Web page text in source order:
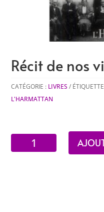
Récit de nos
CATÉGORIE : LIVRES
L'HARMATTAN
quantité
de